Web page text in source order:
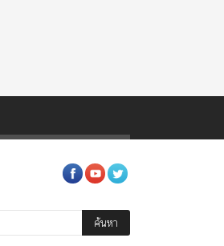
สมเด็จพระมงกุฎเกล้าเจ้าอยู่หัว